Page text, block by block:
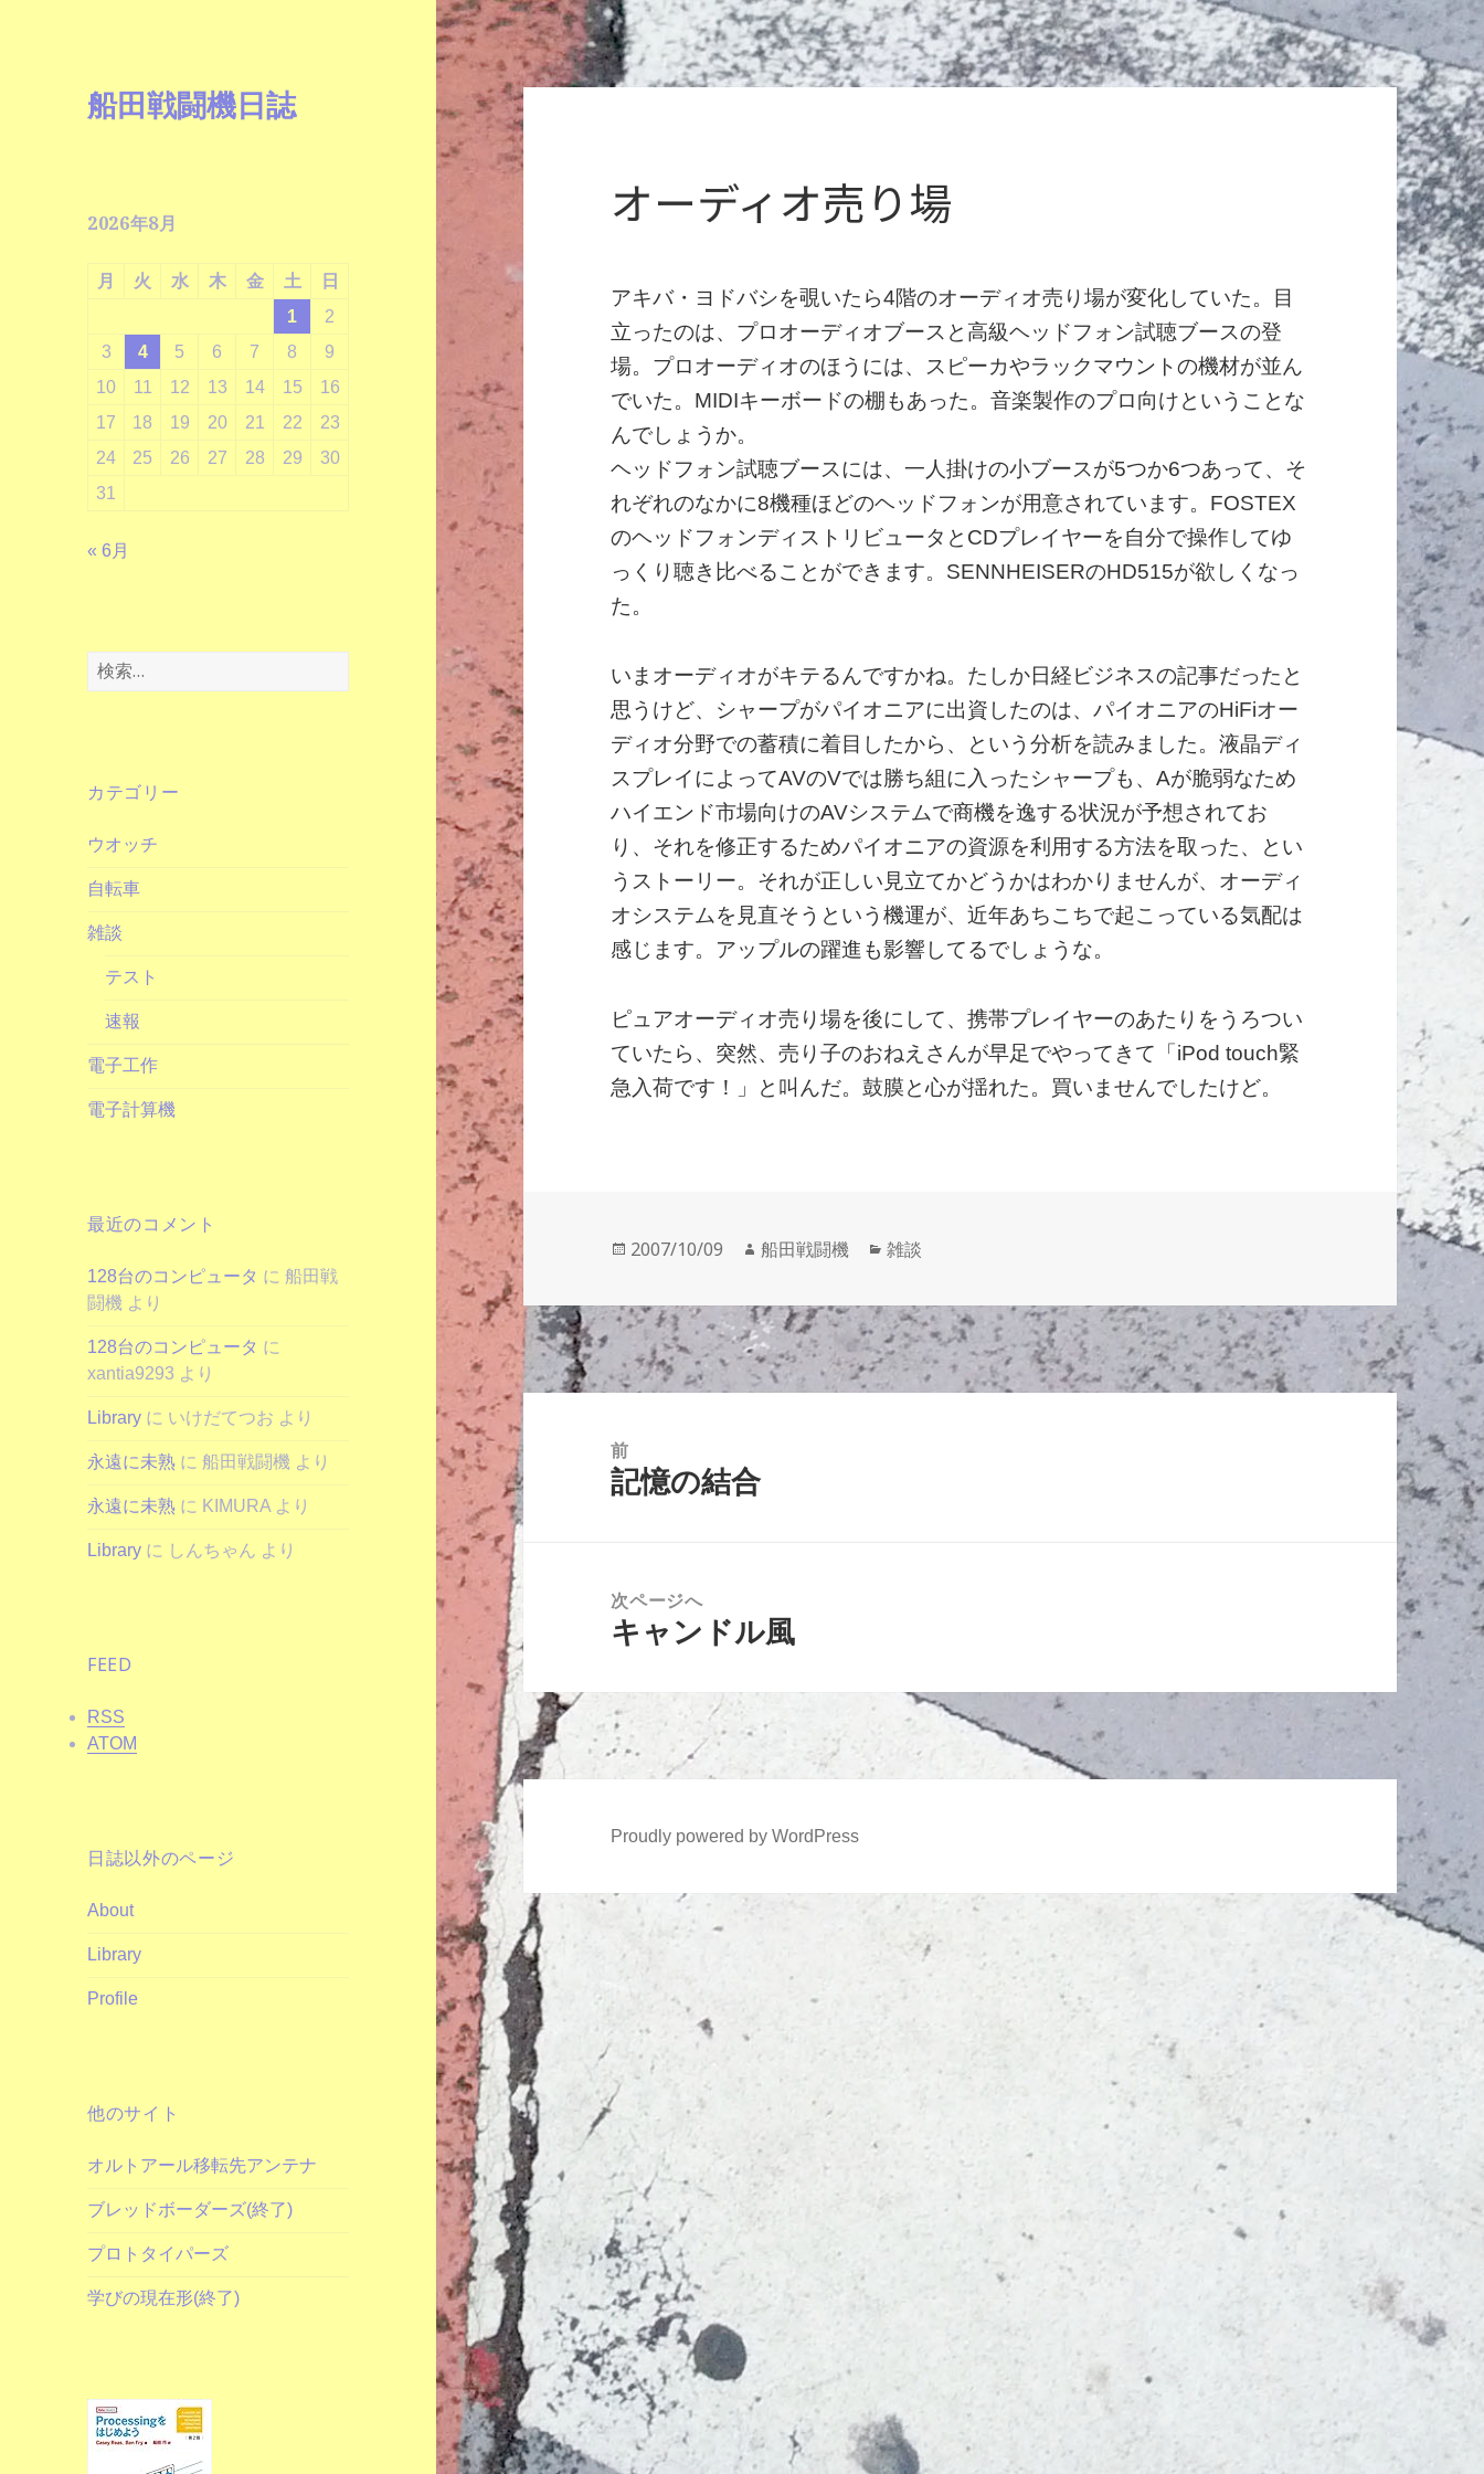
船田戦闘機日誌
2026年8月
月 火 水 木 金 土
日
1
2
3
4 5 6 7 8
9
10
11 12 13 14 15
16
17
18 19 20 21 22
23
24
25 26 27 28 29
30
31
« 6月
検
索:
カテゴリー
ウオッチ
自転車
雑談
テスト
速報
電子工作
電子計算機
最近のコメント
128台のコンピュータ に船田戦
闘機 より
128台のコンピュータ に
xantia9293 より
Library に いけだてつお より
永遠に未熟 に船田戦闘機 より
永遠に未熟 に KIMURA より
Library に しんちゃん より
FEED
RSS
ATOM
日誌以外のページ
About
Library
Profile
他のサイト
オルトアール移転先アンテナ
ブレッドボーダーズ(終了)
プロトタイパーズ
学びの現在形(終了)
オーディオ売り場
アキバ・ヨドバシを覗いたら4階のオーディオ売り場が変化していた。目
立ったのは、プロオーディオブースと高級ヘッドフォン試聴ブースの登
場。プロオーディオのほうには、スピーカやラックマウントの機材が並ん
でいた。MIDIキーボードの棚もあった。音楽製作のプロ向けということな
んでしょうか。
ヘッドフォン試聴ブースには、一人掛けの小ブースが5つか6つあって、そ
れぞれのなかに8機種ほどのヘッドフォンが用意されています。FOSTEX
のヘッドフォンディストリビュータとCDプレイヤーを自分で操作してゆ
っくり聴き比べることができます。SENNHEISERのHD515が欲しくなっ
た。
いまオーディオがキテるんですかね。たしか日経ビジネスの記事だったと
思うけど、シャープがパイオニアに出資したのは、パイオニアのHiFiオー
ディオ分野での蓄積に着目したから、という分析を読みました。液晶ディ
スプレイによってAVのVでは勝ち組に入ったシャープも、Aが脆弱なため
ハイエンド市場向けのAVシステムで商機を逸する状況が予想されてお
り、それを修正するためパイオニアの資源を利用する方法を取った、とい
うストーリー。それが正しい見立てかどうかはわかりませんが、オーディ
オシステムを見直そうという機運が、近年あちこちで起こっている気配は
感じます。アップルの躍進も影響してるでしょうな。
ピュアオーディオ売り場を後にして、携帯プレイヤーのあたりをうろつい
ていたら、突然、売り子のおねえさんが早足でやってきて「iPod touch緊
急入荷です！」と叫んだ。鼓膜と心が揺れた。買いませんでしたけど。
投
日:
2007/10/09
作
者
船田戦闘機
カ
ゴ
リ
ー
雑談
投
稿
ナ
ョ
前
前
記憶の結合
次ページへ
次
投
稿:
キャンドル風
Proudly powered by WordPress